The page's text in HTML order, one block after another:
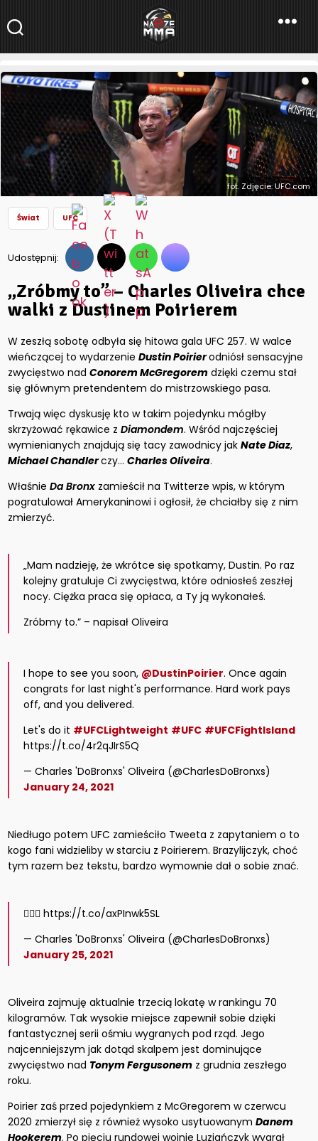
NaszeMMA
NaszeMMA.pl»Aktualności»Świat»UFC»„Zróbmy to” – Charles
Oliveira chce walki z Dustinem Poirierem
fot. Zdjęcie: UFC.com
Świat UFC
Udostępnij:
„Zróbmy to” – Charles Oliveira chce
walki z Dustinem Poirierem
W zeszłą sobotę odbyła się hitowa gala UFC 257. W walce
wieńczącej to wydarzenieDustin Poirierodniósł sensacyjne
zwycięstwo nadConorem McGregorem dzięki czemu stał
się głównym pretendentem do mistrzowskiego pasa.
Trwają więc dyskusję kto w takim pojedynku mógłby
skrzyżować rękawice zDiamondem. Wśród najczęściej
wymienianych znajdują się tacy zawodnicy jakNate Diaz,
Michael Chandlerczy…Charles Oliveira.
WłaśnieDa Bronx zamieścił na Twitterze wpis, w którym
pogratulował Amerykaninowi i ogłosił, że chciałby się z nim
zmierzyć.
„Mam nadzieję, że wkrótce się spotkamy, Dustin. Po raz
kolejny gratuluje Ci zwycięstwa, które odniosłeś zeszłej
nocy. Ciężka praca się opłaca, a Ty ją wykonałeś.
Zróbmy to.” – napisał Oliveira
I hope to see you soon, @DustinPoirier. Once again
congrats for last night's performance. Hard work pays
off, and you delivered.
Let's do it #UFCLightweight #UFC #UFCFightIsland
https://t.co/4r2qJIrS5Q
— Charles 'DoBronxs' Oliveira (@CharlesDoBronxs)
January 24, 2021
Niedługo potem UFC zamieściło Tweeta z zapytaniem o to
kogo fani widzieliby w starciu z Poirierem. Brazylijczyk, choć
tym razem bez tekstu, bardzo wymownie dał o sobie znać.
🙋🏽‍♂️ https://t.co/axPInwk5SL
— Charles 'DoBronxs' Oliveira (@CharlesDoBronxs)
January 25, 2021
Oliveira zajmuję aktualnie trzecią lokatę w rankingu 70
kilogramów. Tak wysokie miejsce zapewnił sobie dzięki
fantastycznej serii ośmiu wygranych pod rząd. Jego
najcenniejszym jak dotąd skalpem jest dominujące
zwycięstwo nad Tonym Fergusonem z grudnia zeszłego
roku.
Poirier zaś przed pojedynkiem z McGregorem w czerwcu
2020 zmierzył się z również wysoko usytuowanymDanem
Hookerem. Po pięciu rundowej wojnie Luzjańczyk wygrał